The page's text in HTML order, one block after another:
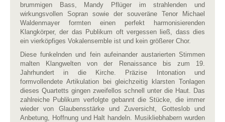
brummigen Bass, Mandy Pflüger im strahlenden und
wirkungsvollen Sopran sowie der souveräne Tenor Michael
Waldenmayer formten einen perfekt harmonisierenden
Klangkörper, der das Publikum oft vergessen ließ, dass dies
ein vierköpfiges Vokalensemble ist und kein größerer Chor.
Diese funkelnden und fein aufeinander austarierten Stimmen
malten Klangwelten von der Renaissance bis zum 19.
Jahrhundert in die Kirche. Präzise Intonation und
formvollendete Artikulation bei gleichzeitig klarsten Tonlagen
dieses Quartetts gingen zweifellos schnell unter die Haut. Das
zahlreiche Publikum verfolgte gebannt die Stücke, die immer
wieder von Glaubensstärke und Zuversicht, Gotteslob und
Anbetung, Hoffnung und Halt handeln. Musikliebhabern wurden